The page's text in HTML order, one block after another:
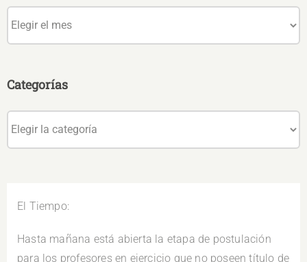
El Tiempo:
Hasta mañana está abierta la etapa de postulación
para los profesores en ejercicio que no poseen título de
Categorías